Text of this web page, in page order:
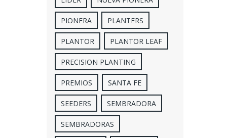
PIONERA PLANTERS
PLANTOR PLANTOR LEAF
PRECISION PLANTING
PREMIOS SANTA FE
SEEDERS SEMBRADORA
SEMBRADORAS